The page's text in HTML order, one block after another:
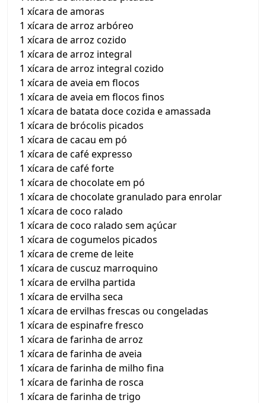
1 xícara de amoras
1 xícara de arroz arbóreo
1 xícara de arroz cozido
1 xícara de arroz integral
1 xícara de arroz integral cozido
1 xícara de aveia em flocos
1 xícara de aveia em flocos finos
1 xícara de batata doce cozida e amassada
1 xícara de brócolis picados
1 xícara de cacau em pó
1 xícara de café expresso
1 xícara de café forte
1 xícara de chocolate em pó
1 xícara de chocolate granulado para enrolar
1 xícara de coco ralado
1 xícara de coco ralado sem açúcar
1 xícara de cogumelos picados
1 xícara de creme de leite
1 xícara de cuscuz marroquino
1 xícara de ervilha partida
1 xícara de ervilha seca
1 xícara de ervilhas frescas ou congeladas
1 xícara de espinafre fresco
1 xícara de farinha de arroz
1 xícara de farinha de aveia
1 xícara de farinha de milho fina
1 xícara de farinha de rosca
1 xícara de farinha de trigo